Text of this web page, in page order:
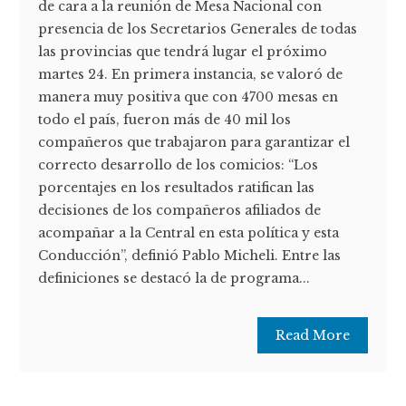
de cara a la reunión de Mesa Nacional con
presencia de los Secretarios Generales de todas
las provincias que tendrá lugar el próximo
martes 24. En primera instancia, se valoró de
manera muy positiva que con 4700 mesas en
todo el país, fueron más de 40 mil los
compañeros que trabajaron para garantizar el
correcto desarrollo de los comicios: “Los
porcentajes en los resultados ratifican las
decisiones de los compañeros afiliados de
acompañar a la Central en esta política y esta
Conducción”, definió Pablo Micheli. Entre las
definiciones se destacó la de programa...
Read More